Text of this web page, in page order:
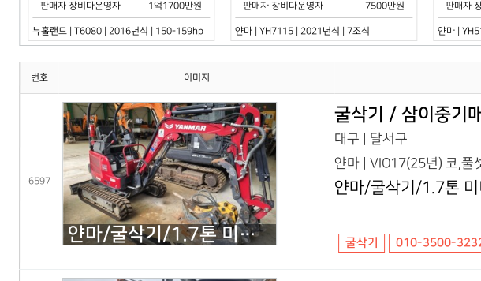
판매자 장비다운영자 1억1700만원
뉴홀랜드 | T6080 | 2016년식 | 150-159hp
판매자 장비다운영자 7500만원
얀마 | YH7115 | 2021년식 | 7조식
판매자
얀마 |
번호 이미지
6597
얀마/굴삭기/1.7톤 미니굴삭기/VIO17(25년) 코,풀셋
굴삭기 / 삼이중기
대구 | 달서구
얀마 | VIO17(25년) 코,풀
얀마/굴삭기/1.7톤
굴삭기 010-3500-